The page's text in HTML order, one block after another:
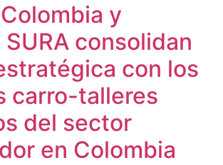
y
consolidan
con los
carro-talleres
del sector
en Colombia